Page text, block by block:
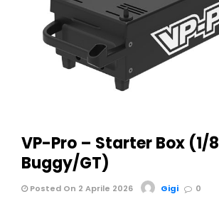
VP-Pro – Starter Box (1/8
Buggy/GT)
Posted On 2 Aprile 2026 Gigi 0